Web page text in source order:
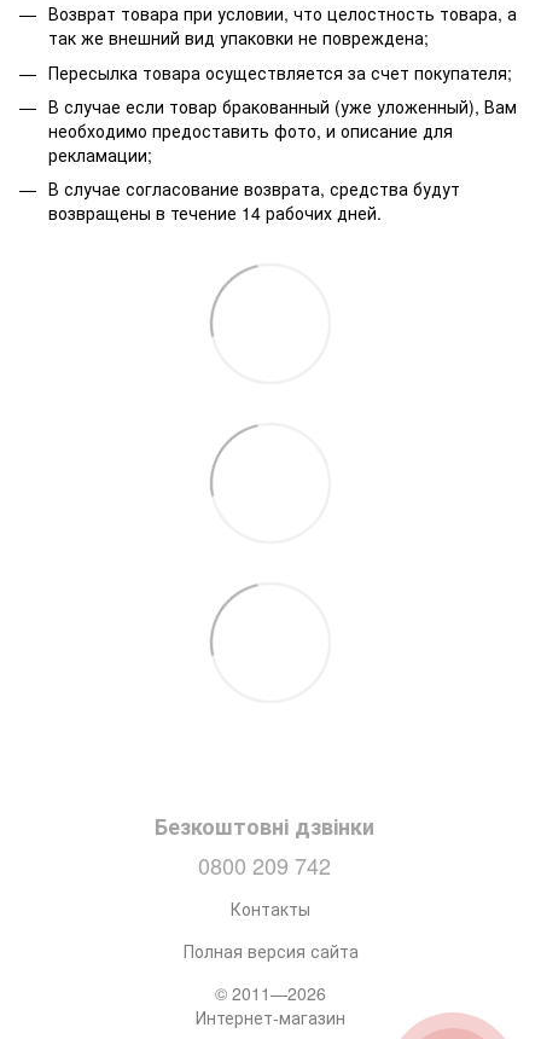
Возврат товара при условии, что целостность товара, а
так же внешний вид упаковки не повреждена;
Пересылка товара осуществляется за счет покупателя;
В случае если товар бракованный (уже уложенный), Вам
необходимо предоставить фото, и описание для
рекламации;
В случае согласование возврата, средства будут
возвращены в течение 14 рабочих дней.
Безкоштовні дзвінки
0800 209 742
Контакты
Полная версия сайта
© 2011—2026
Интернет-магазин